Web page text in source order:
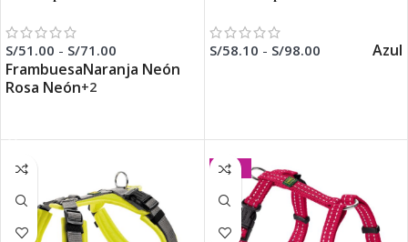
S/51.00 - S/71.00
FrambuesaNaranja Neón
Rosa Neón+2
S/58.10 - S/98.00 Azul
-25%